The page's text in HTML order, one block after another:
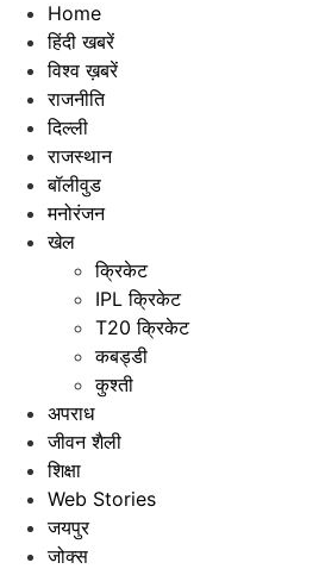
Home
हिंदी खबरें
विश्व ख़बरें
राजनीति
दिल्ली
राजस्थान
बॉलीवुड
मनोरंजन
खेल
क्रिकेट
IPL क्रिकेट
T20 क्रिकेट
कबड्डी
कुश्ती
अपराध
जीवन शैली
शिक्षा
Web Stories
जयपुर
जोक्स